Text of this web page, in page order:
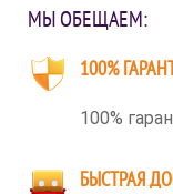
МЫ ОБЕЩАЕМ:
100%
100%
БЫСТРАЯ